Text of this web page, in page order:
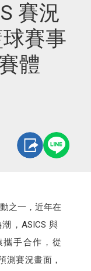
賽況
賽事
體
之一，近年在
，ASICS 與
攜手合作，從
測賽況畫面，